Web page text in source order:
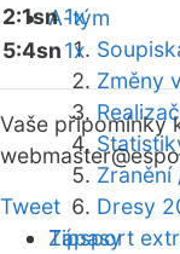
A-tým
Změny
Zranění
Dresy
Zápasy
2:1sn 1x
5:4sn1x
Vaše připomínky
webmaster
Tweet
Tipsport